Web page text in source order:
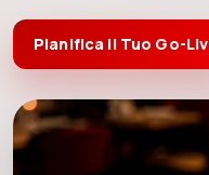
Pianifica il Tuo Go-